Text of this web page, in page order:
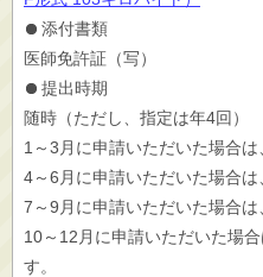
添付書類
医師免許証（写）
提出時期
随時（ただし、指定は年4回）
1～3月に申請いただいた場合は
4～6月に申請いただいた場合は
7～9月に申請いただいた場合は
10～12月に申請いただいた場
す。